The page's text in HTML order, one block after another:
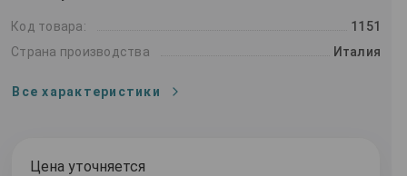
Код товара:
1151
Страна производства
Италия
Все характеристики
Цена уточняется